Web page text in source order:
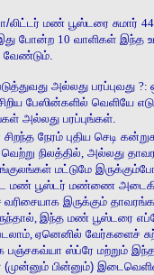
லிட்டர் மண் பூஸ்டரை சுமார்
போன்ற 10 வாளிகள் இந்த
வேண்டும்.
அல்லது பரப்புவது ?:
பேஸின்களில் வெளியே
அல்லது பரப்புங்கள்.
நேரம் புதிய செடி
நிலத்தில், அல்லது
மட்டுமே
மண் பூஸ்டர் மண்ணை
வரிசையாக இருக்கும்
, இந்த மண் பூஸ்டரை
, ஏனெனில் வேர்களைச்
பஞ்சகவ்யா ஸ்ப்ரே மற்றும்
(முன்னும் பின்னும்)